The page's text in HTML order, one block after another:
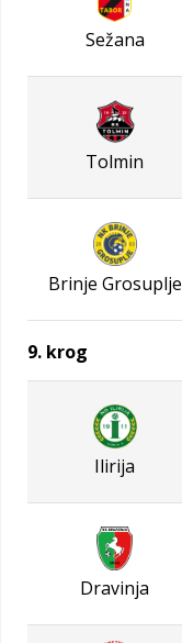
Sežana
Tolmin
Brinje Grosuplje
9. krog
Ilirija
Dravinja